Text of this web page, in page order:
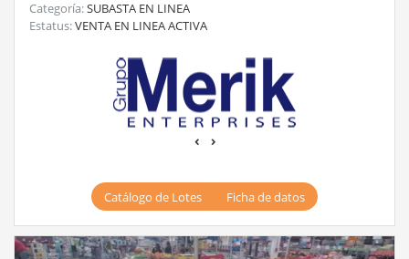
Categoría:SUBASTA EN LINEA
Estatus:VENTA EN LINEA ACTIVA
‹ ›
Catálogo de Lotes Ficha de datos